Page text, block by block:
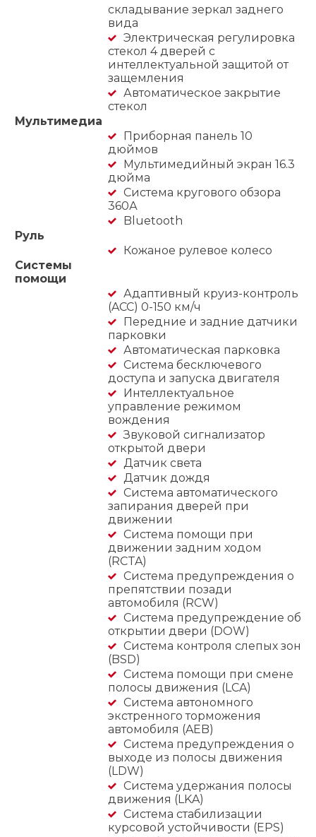
складывание зеркал заднего
вида
Электрическая регулировка
стекол 4 дверей с
интеллектуальной защитой от
защемления
Автоматическое закрытие
стекол
Мультимедиа
Приборная панель 10
дюймов
Мультимедийный экран 16.3
дюйма
Система кругового обзора
360А
Bluetooth
Руль
Кожаное рулевое колесо
Системы
помощи
Адаптивный круиз-контроль
(ACC) 0-150 км/ч
Передние и задние датчики
парковки
Автоматическая парковка
Система бесключевого
доступа и запуска двигателя
Интеллектуальное
управление режимом
вождения
Звуковой сигнализатор
открытой двери
Датчик света
Датчик дождя
Система автоматического
запирания дверей при
движении
Система помощи при
движении задним ходом
(RCTA)
Система предупреждения о
препятствии позади
автомобиля (RCW)
Система предупреждение об
открытии двери (DOW)
Система контроля слепых зон
(BSD)
Система помощи при смене
полосы движения (LCA)
Cистема автономного
экстренного торможения
автомобиля (AEB)
Система предупреждения о
выходе из полосы движения
(LDW)
Система удержания полосы
движения (LKA)
Система стабилизации
курсовой устойчивости (EPS)